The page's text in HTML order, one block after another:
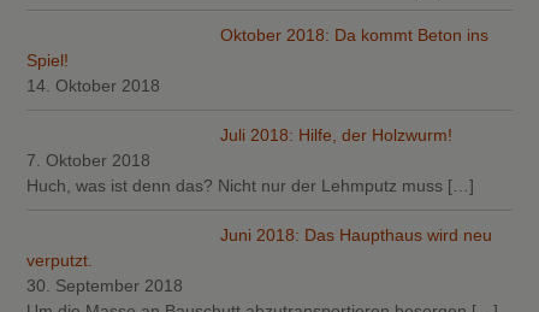
Oktober 2018: Da kommt Beton ins
Spiel!
14. Oktober 2018
Juli 2018: Hilfe, der Holzwurm!
7. Oktober 2018
Huch, was ist denn das? Nicht nur der Lehmputz muss […]
Juni 2018: Das Haupthaus wird neu
verputzt.
30. September 2018